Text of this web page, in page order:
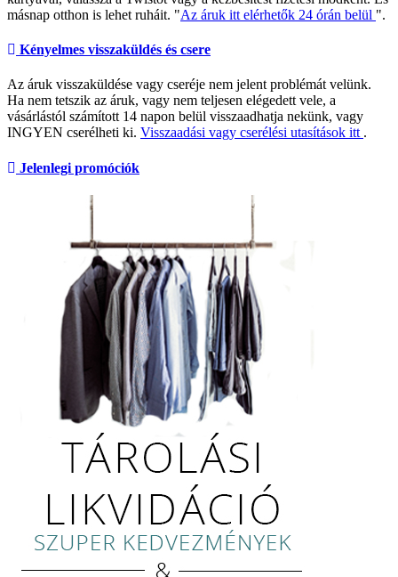
másnap otthon is lehet ruháit. "Az áruk itt elérhetők 24 órán belül ".
Kényelmes visszaküldés és csere
Az áruk visszaküldése vagy cseréje nem jelent problémát velünk.
Ha nem tetszik az áruk, vagy nem teljesen elégedett vele, a
vásárlástól számított 14 napon belül visszaadhatja nekünk, vagy
INGYEN cserélheti ki. Visszaadási vagy cserélési utasítások itt .
Jelenlegi promóciók